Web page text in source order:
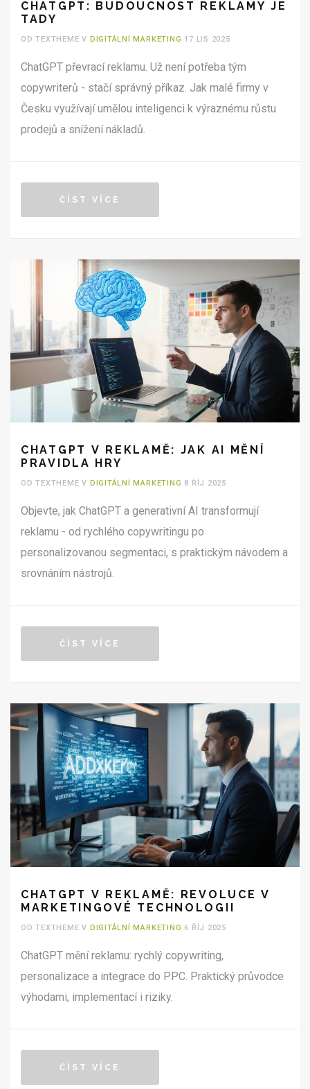
CHATGPT: BUDOUCNOST REKLAMY JE
TADY
OD TEXTHEME V DIGITÁLNÍ MARKETING 17 LIS 2025
ChatGPT převrací reklamu. Už není potřeba tým
copywriterů - stačí správný příkaz. Jak malé firmy v
Česku využívají umělou inteligenci k výraznému růstu
prodejů a snížení nákladů.
ČÍST VÍCE
CHATGPT V REKLAMĚ: JAK AI MĚNÍ
PRAVIDLA HRY
OD TEXTHEME V DIGITÁLNÍ MARKETING 8 ŘÍJ 2025
Objevte, jak ChatGPT a generativní AI transformují
reklamu - od rychlého copywritingu po
personalizovanou segmentaci, s praktickým návodem a
srovnáním nástrojů.
ČÍST VÍCE
CHATGPT V REKLAMĚ: REVOLUCE V
MARKETINGOVÉ TECHNOLOGII
OD TEXTHEME V DIGITÁLNÍ MARKETING 6 ŘÍJ 2025
ChatGPT mění reklamu: rychlý copywriting,
personalizace a integrace do PPC. Praktický průvodce
výhodami, implementací i riziky.
ČÍST VÍCE